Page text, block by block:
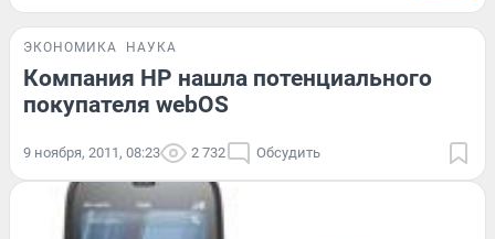
ЭКОНОМИКА НАУКА
Компания НР нашла потенциального
покупателя webOS
9 ноября, 2011, 08:23 2 732 Обсудить